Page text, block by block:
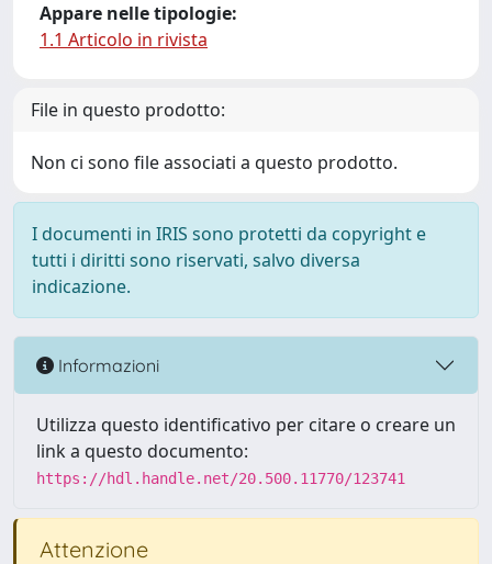
Appare nelle tipologie:
1.1 Articolo in rivista
File in questo prodotto:
Non ci sono file associati a questo prodotto.
I documenti in IRIS sono protetti da copyright e
tutti i diritti sono riservati, salvo diversa
indicazione.
Informazioni
Utilizza questo identificativo per citare o creare un
link a questo documento:
https://hdl.handle.net/20.500.11770/123741
Attenzione